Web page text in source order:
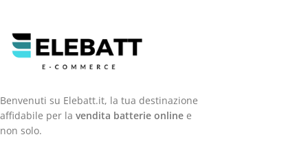
Benvenuti su Elebatt.it, la tua destinazione
affidabile per la vendita batterie online e
non solo.